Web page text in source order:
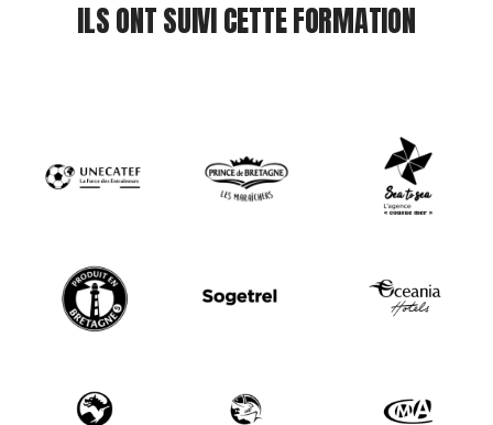
ILS ONT SUIVI CETTE FORMATION